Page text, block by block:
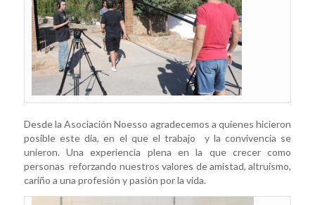
Desde la Asociación Noesso agradecemos a quienes hicieron
posible este día, en el que el trabajo y la convivencia se
unieron. Una experiencia plena en la que crecer como
personas reforzando nuestros valores de amistad, altruismo,
cariño a una profesión y pasión por la vida.